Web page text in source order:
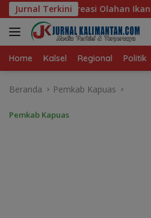
Langsung
ke
konten
Jurnal Terkini
Hingga Tingkat Nasional Pada
Home Kalsel Regional Politik
Beranda Pemkab Kapuas
Pemkab Kapuas